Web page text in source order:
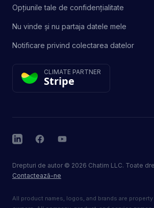
Opțiunile tale de confidențialitate
Nu vinde și nu partaja datele mele
Notificare privind colectarea datelor
CLIMATE PARTNER
Stripe
LinkedInFacebookYouTube
Drepturi de autor © 2026 Chatim LLC. Toate
Contactează-ne
All product names, logos, and brands are